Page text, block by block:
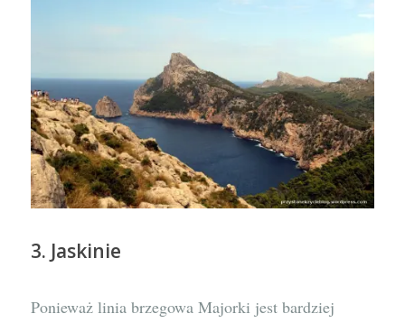
3. Jaskinie
Ponieważ linia brzegowa Majorki jest bardziej